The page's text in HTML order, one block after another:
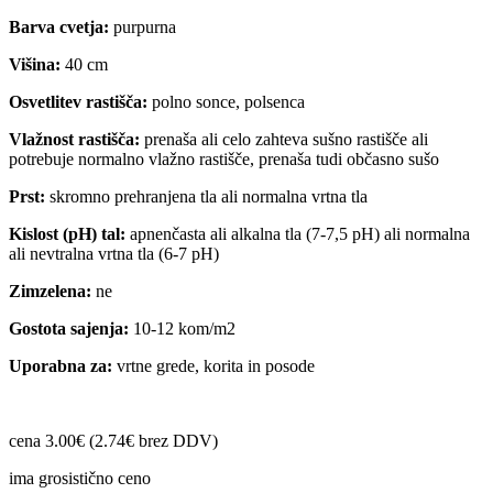
Barva cvetja: purpurna
Višina: 40 cm
Osvetlitev rastišča: polno sonce, polsenca
Vlažnost rastišča: prenaša ali celo zahteva sušno rastišče ali
potrebuje normalno vlažno rastišče, prenaša tudi občasno sušo
Prst: skromno prehranjena tla ali normalna vrtna tla
Kislost (pH) tal: apnenčasta ali alkalna tla (7-7,5 pH) ali normalna
ali nevtralna vrtna tla (6-7 pH)
Zimzelena: ne
Gostota sajenja: 10-12 kom/m2
Uporabna za: vrtne grede, korita in posode
cena 3.00€ (2.74€ brez DDV)
ima grosistično ceno